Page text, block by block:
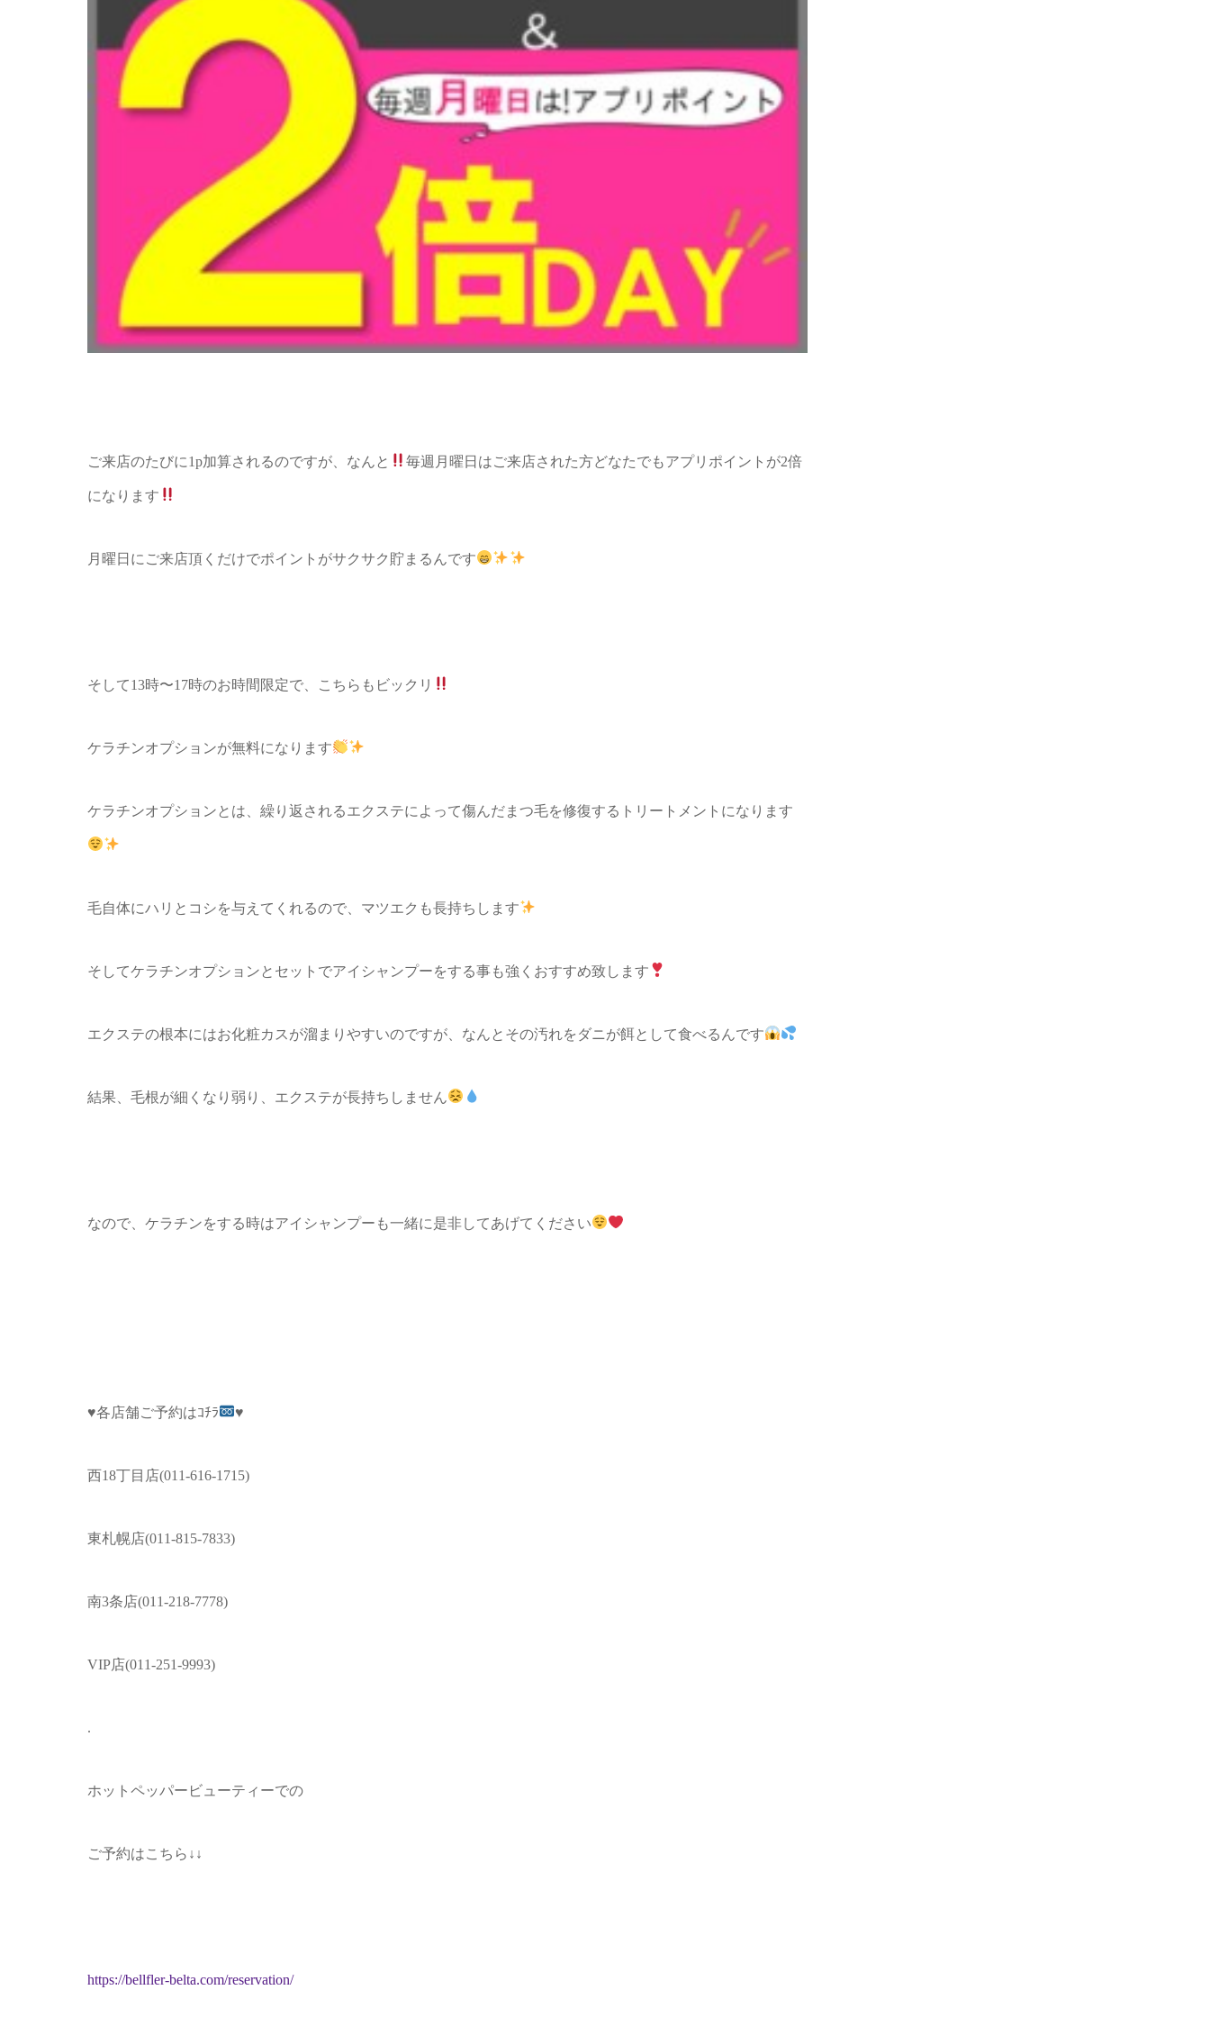
ご来店のたびに1p加算されるのですが、なんと 毎週月曜日はご来店された方どなたでもアプリポイントが2倍
になります
月曜日にご来店頂くだけでポイントがサクサク貯まるんです
そして13時〜17時のお時間限定で、こちらもビックリ
ケラチンオプションが無料になります
ケラチンオプションとは、繰り返されるエクステによって傷んだまつ毛を修復するトリートメントになります
毛自体にハリとコシを与えてくれるので、マツエクも長持ちします
そしてケラチンオプションとセットでアイシャンプーをする事も強くおすすめ致します
エクステの根本にはお化粧カスが溜まりやすいのですが、なんとその汚れをダニが餌として食べるんです
結果、毛根が細くなり弱り、エクステが長持ちしません
なので、ケラチンをする時はアイシャンプーも一緒に是非してあげてください
♥各店舗ご予約はｺﾁﾗ ♥
西18丁目店(011-616-1715)
東札幌店(011-815-7833)
南3条店(011-218-7778)
VIP店(011-251-9993)
.
ホットペッパービューティーでの
ご予約はこちら ↓↓
https://bellfler-belta.com/reservation/